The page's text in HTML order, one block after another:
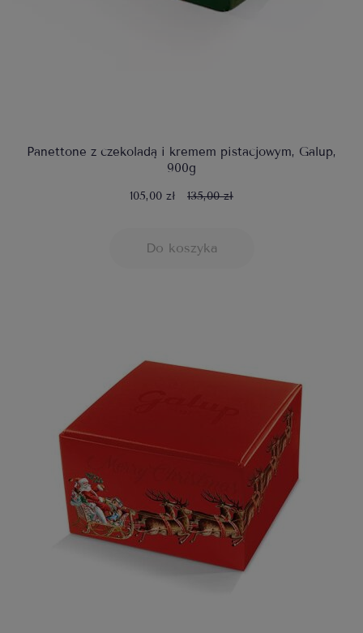
Panettone z czekoladą i kremem pistacjowym, Galup,
900g
105,00 zł 135,00 zł
Do koszyka